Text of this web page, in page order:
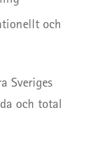
och
Sveriges
och total